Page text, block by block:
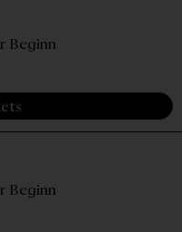
Beginn
Beginn